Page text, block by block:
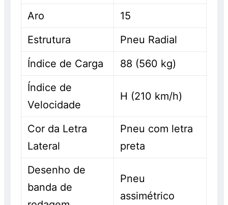
Aro
15
Estrutura
Pneu Radial
Índice de Carga
88 (560 kg)
Índice de
Velocidade
H (210 km/h)
Cor da Letra
Lateral
Pneu com letra
preta
Desenho de
banda de
Pneu
assimétrico